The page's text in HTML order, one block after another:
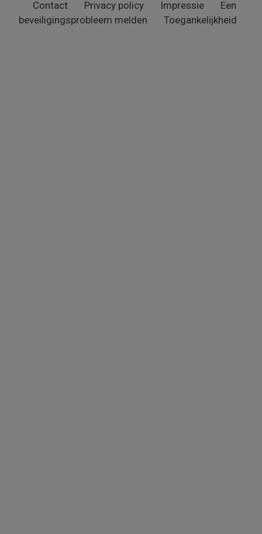
Contact Privacy policy Impressie
Een
beveiligingsprobleem melden
Toegankelijkheid